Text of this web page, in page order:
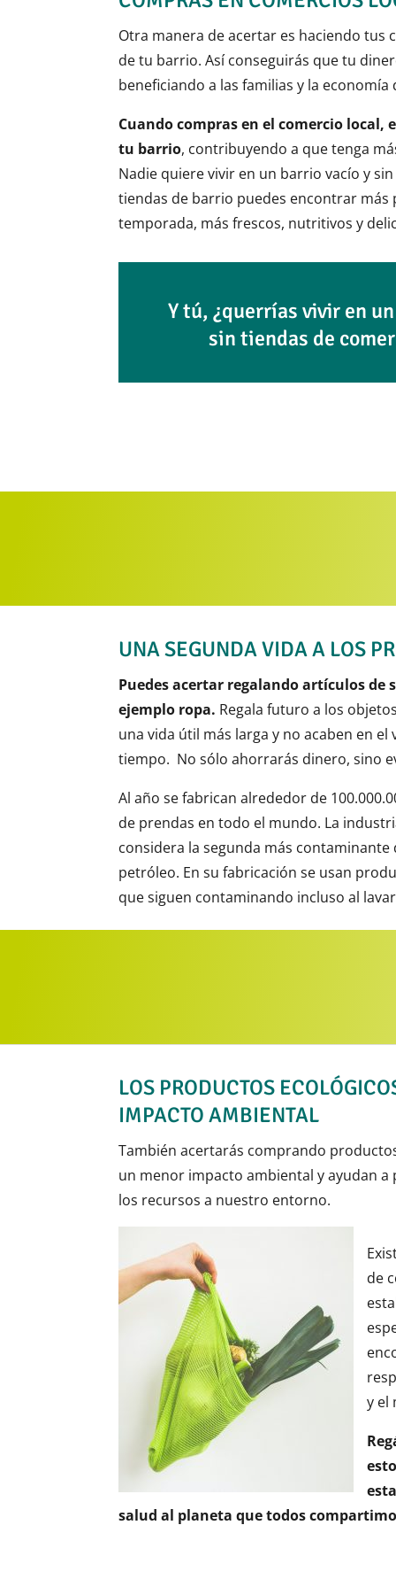
Otra manera de acertar es haciendo tus
de tu barrio. Así conseguirás que tu
beneficiando a las familias y la economía
Cuando compras en el comercio local,
tu barrio, contribuyendo a que tenga
Nadie quiere vivir en un barrio vacío y
tiendas de barrio puedes encontrar más
temporada, más frescos, nutritivos y
Y tú, ¿querrías vivir en
sin tiendas de
UNA SEGUNDA VIDA A LOS
Puedes acertar regalando artículos de
ejemplo ropa. Regala futuro a los
una vida útil más larga y no acaben en
tiempo. No sólo ahorrarás dinero, sino
Al año se fabrican alrededor de
de prendas en todo el mundo. La
considera la segunda más contaminante
petróleo. En su fabricación se usan
que siguen contaminando incluso al
LOS PRODUCTOS
IMPACTO AMBIENTAL
También acertarás comprando
un menor impacto ambiental y ayudan a
los recursos a nuestro entorno.
de
y el
salud al planeta que todos